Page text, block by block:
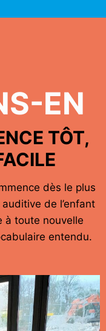
EN
TÔT,
dès le plus
de l’enfant
à toute nouvelle
entendu.